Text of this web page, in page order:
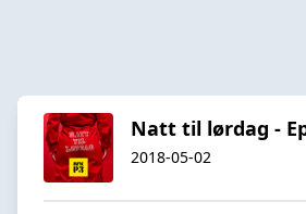
Natt til lørdag -
2018-05-02